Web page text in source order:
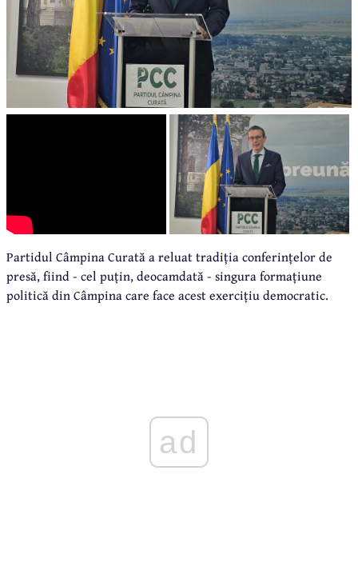
Partidul Câmpina Curată a reluat tradiția conferințelor de
presă, fiind - cel puțin, deocamdată - singura formațiune
politică din Câmpina care face acest exercițiu democratic.
ad